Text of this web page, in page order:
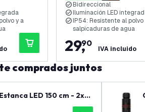
y a
Bidireccional
Iluminación LED
IP54: Resistente al polvo
salpicaduras de agua
29,
90
IVA incluido
comprados juntos
LED 150 cm - 2x2
Lumen - 4000K - Alta E